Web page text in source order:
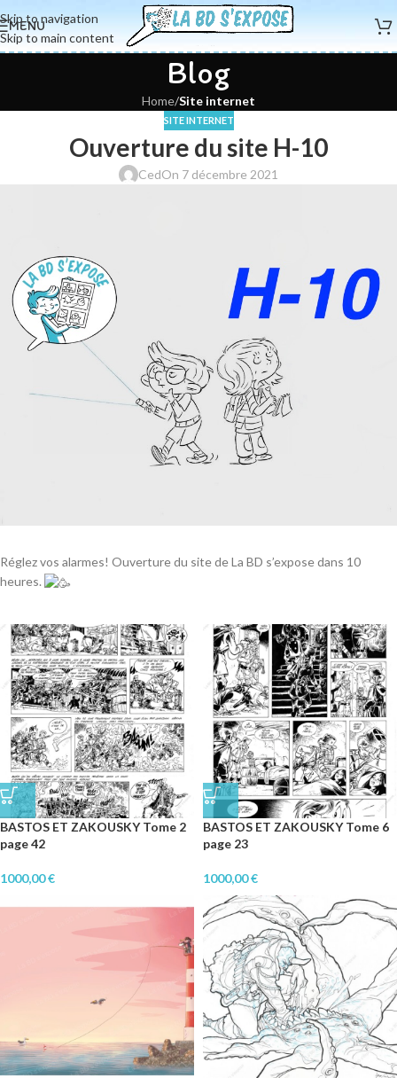
Skip to navigation
Skip to main content
MENU
Blog
Home/Site internet
SITE INTERNET
Ouverture du site H-10
CedOn 7 décembre 2021
Réglez vos alarmes! Ouverture du site de La BD s’expose dans 10
heures.
BASTOS ET ZAKOUSKY Tome 2
page 42
1000,00€
BASTOS ET ZAKOUSKY Tome 6
page 23
1000,00€